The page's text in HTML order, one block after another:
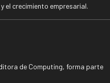
el crecimiento empresarial.
de Computing, forma parte